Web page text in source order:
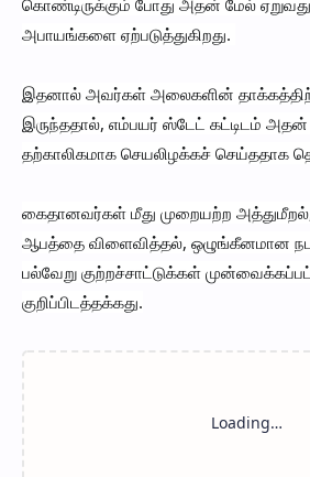
கொண்டிருக்கும் போது அதன் மேல் ஏறுவது
அபாயங்களை ஏற்படுத்துகிறது.
இதனால் அவர்கள் அலைகளின்
இருந்ததால், எம்பயர் ஸ்டேட் கட்டிடம்
தற்காலிகமாக செயலிழக்கச் செய்ததாக
கைதானவர்கள் மீது முறையற்ற
ஆபத்தை விளைவித்தல், ஒழுங்கீனமான
பல்வேறு குற்றச்சாட்டுக்கள்
குறிப்பிடத்தக்கது.